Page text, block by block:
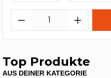
Top Produkte
AUS DEINER KATEGORIE